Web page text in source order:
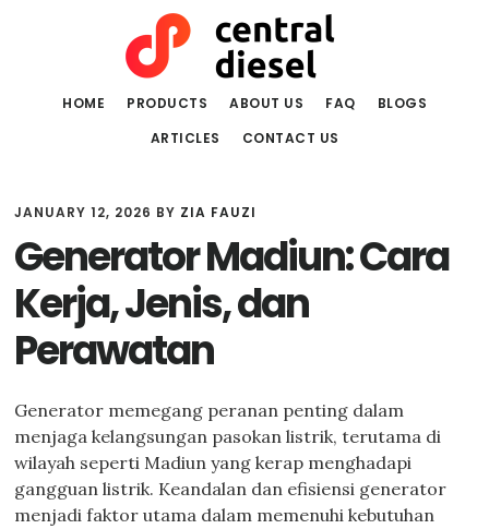
HOME PRODUCTS ABOUT US FAQ
BLOGS
ARTICLES
CONTACT US
JANUARY 12, 2026 BY ZIA FAUZI
Generator Madiun: Cara
Kerja, Jenis, dan
Perawatan
Generator memegang peranan penting dalam
menjaga kelangsungan pasokan listrik, terutama di
wilayah seperti Madiun yang kerap menghadapi
gangguan listrik. Keandalan dan efisiensi generator
menjadi faktor utama dalam memenuhi kebutuhan